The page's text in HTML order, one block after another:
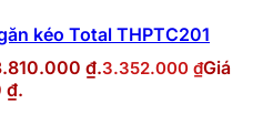
kéo Total THPTC201
₫.3.352.000 ₫Giá
₫.